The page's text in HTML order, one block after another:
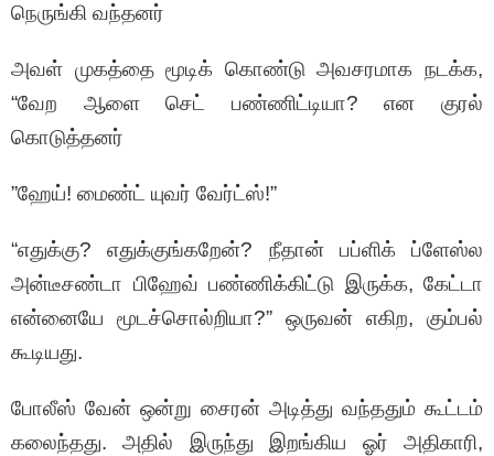
நெருங்கி வந்தனர்
அவள் முகத்தை மூடிக் கொண்டு அவசரமாக நடக்க,
“வேற ஆளை செட் பண்ணிட்டியா? என குரல்
கொடுத்தனர்
”ஹேய்! மைண்ட் யுவர் வேர்ட்ஸ்!”
“எதுக்கு? எதுக்குங்கறேன்? நீதான் பப்ளிக் ப்ளேஸ்ல
அன்டீசண்டா பிஹேவ் பண்ணிக்கிட்டு இருக்க, கேட்டா
என்னையே மூடச்சொல்றியா?” ஒருவன் எகிற, கும்பல்
கூடியது.
போலீஸ் வேன் ஒன்று சைரன் அடித்து வந்ததும் கூட்டம்
கலைந்தது. அதில் இருந்து இறங்கிய ஓர் அதிகாரி,